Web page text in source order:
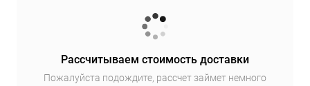
Рассчитываем стоимость доставки
Пожалуйста подождите, рассчет займет немного